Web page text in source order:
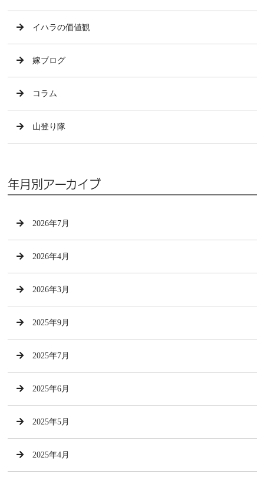
イハラの価値観
嫁ブログ
コラム
山登り隊
年月別アーカイブ
2026年7月
2026年4月
2026年3月
2025年9月
2025年7月
2025年6月
2025年5月
2025年4月